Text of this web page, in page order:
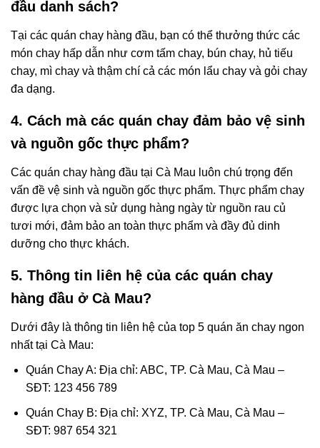
đầu danh sách?
Tại các quán chay hàng đầu, bạn có thể thưởng thức các
món chay hấp dẫn như cơm tấm chay, bún chay, hủ tiếu
chay, mì chay và thậm chí cả các món lẩu chay và gỏi chay
đa dạng.
4. Cách mà các quán chay đảm bảo vệ sinh
và nguồn gốc thực phẩm?
Các quán chay hàng đầu tại Cà Mau luôn chú trọng đến
vấn đề vệ sinh và nguồn gốc thực phẩm. Thực phẩm chay
được lựa chọn và sử dụng hàng ngày từ nguồn rau củ
tươi mới, đảm bảo an toàn thực phẩm và đầy đủ dinh
dưỡng cho thực khách.
5. Thông tin liên hệ của các quán chay
hàng đầu ở Cà Mau?
Dưới đây là thông tin liên hệ của top 5 quán ăn chay ngon
nhất tại Cà Mau:
Quán Chay A: Địa chỉ: ABC, TP. Cà Mau, Cà Mau –
SĐT: 123 456 789
Quán Chay B: Địa chỉ: XYZ, TP. Cà Mau, Cà Mau –
SĐT: 987 654 321